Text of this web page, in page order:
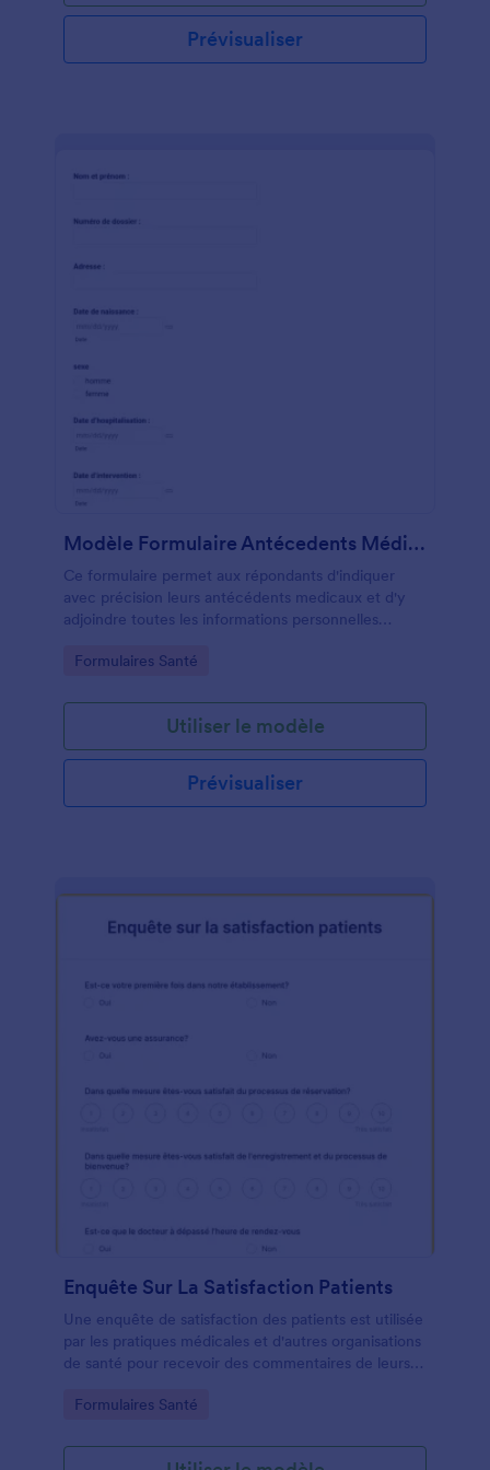
Prévisualiser
Modèle Formulaire Antécedents Médicaux
Ce formulaire permet aux répondants d'indiquer
avec précision leurs antécédents medicaux et d'y
adjoindre toutes les informations personnelles
Go to Category:
Formulaires Santé
Utiliser le modèle
Prévisualiser
Enquête Sur La Satisfaction Patients
Une enquête de satisfaction des patients est utilisée
par les pratiques médicales et d'autres organisations
de santé pour recevoir des commentaires de leurs
satisfaction des patients en ligne, vous pouvez
commentaires importants de vos patients en ligne! Il
Go to Category:
Formulaires Santé